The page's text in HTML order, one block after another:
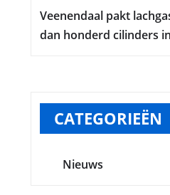
Veenendaal pakt
dan honderd cilinders
CATEGORIEËN
Nieuws